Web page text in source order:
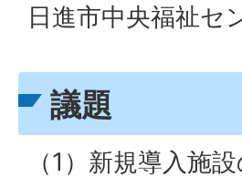
日進市中央福祉セ
議題
（1）新規導入施